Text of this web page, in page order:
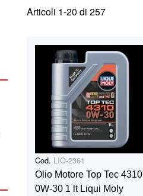
Articoli 1-20 di 257
Cod. LIQ-2361
Olio Motore Top Tec 4310
0W-30 1 lt Liqui Moly